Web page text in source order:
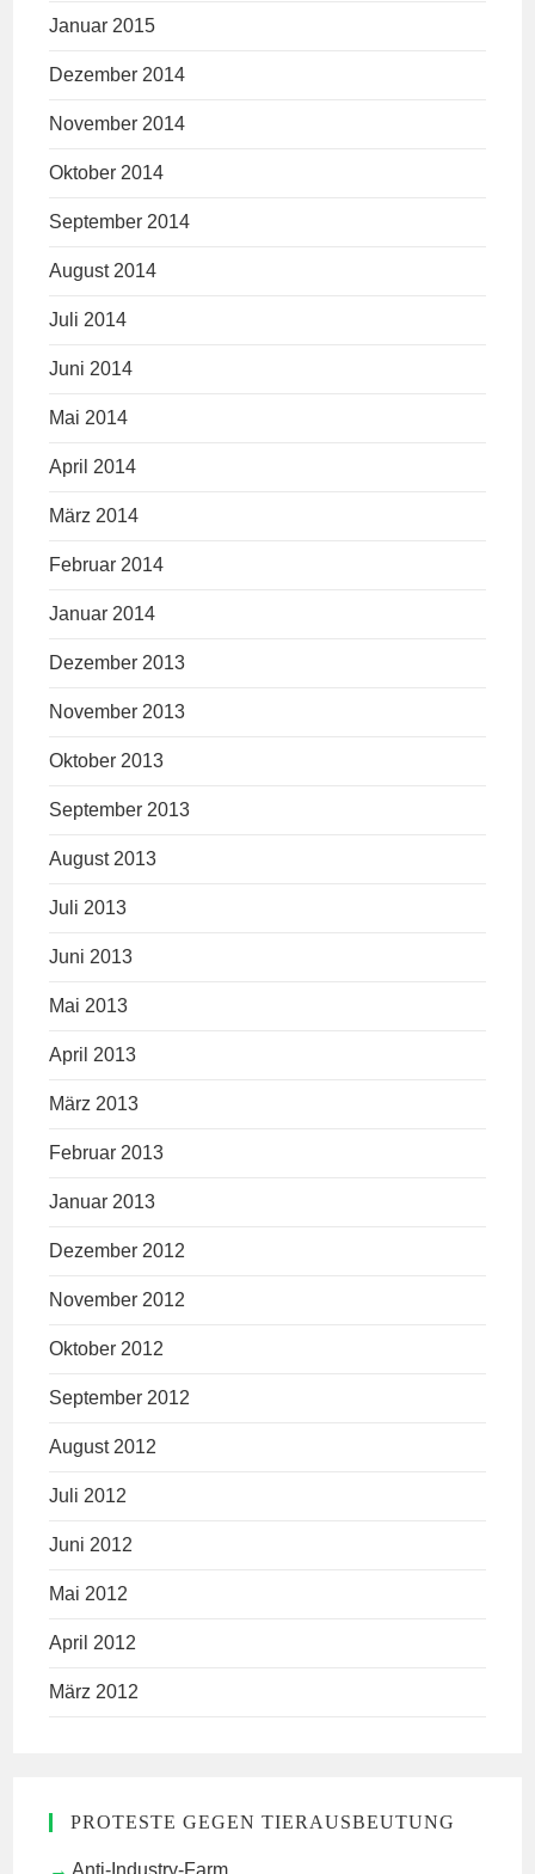
Januar 2015
Dezember 2014
November 2014
Oktober 2014
September 2014
August 2014
Juli 2014
Juni 2014
Mai 2014
April 2014
März 2014
Februar 2014
Januar 2014
Dezember 2013
November 2013
Oktober 2013
September 2013
August 2013
Juli 2013
Juni 2013
Mai 2013
April 2013
März 2013
Februar 2013
Januar 2013
Dezember 2012
November 2012
Oktober 2012
September 2012
August 2012
Juli 2012
Juni 2012
Mai 2012
April 2012
März 2012
PROTESTE GEGEN TIERAUSBEUTUNG